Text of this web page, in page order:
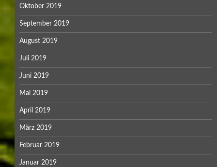
Oktober 2019
September 2019
August 2019
Juli 2019
Juni 2019
Mai 2019
April 2019
März 2019
Februar 2019
Januar 2019